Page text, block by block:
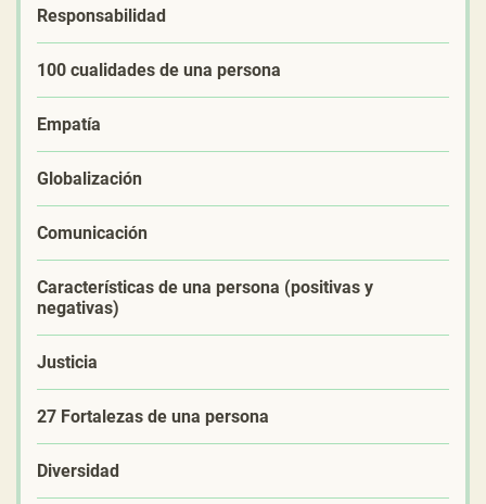
Responsabilidad
100 cualidades de una persona
Empatía
Globalización
Comunicación
Características de una persona (positivas y
negativas)
Justicia
27 Fortalezas de una persona
Diversidad